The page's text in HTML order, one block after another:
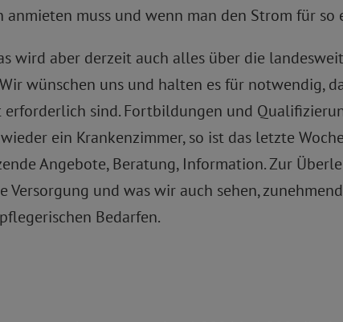
muss und wenn man den Strom für so
wird aber derzeit auch alles über die
wünschen uns und halten es für notwendig,
sind. Fortbildungen und
ein Krankenzimmer, so ist das letzte
Angebote, Beratung, Information. Zur
Versorgung und was wir auch sehen,
Bedarfen.